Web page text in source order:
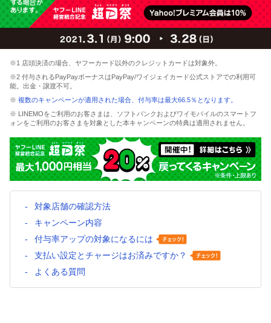
※1 店頭決済の場合、ヤフーカード以外のクレジットカードは対象外。
※2 付与されるPayPayボーナスはPayPay/ワイジェイカード公式ストアでの利用可
能。出金・譲渡不可。
※ 複数のキャンペーンが適用された場合、付与率は最大66.5％となります。
※ LINEMOをご利用のお客さまは、ソフトバンクおよびワイモバイルのスマートフ
ォンをご利用のお客さまを対象とした本キャンペーンの特典は適用されません。
対象店舗の確認方法
キャンペーン内容
付与率アップの対象になるには
支払い設定とチャージはお済みですか？
よくある質問